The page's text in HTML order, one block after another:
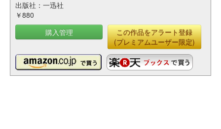
出版社：一迅社
￥880
購入管理
この作品をアラート登録
(プレミアムユーザー限定)